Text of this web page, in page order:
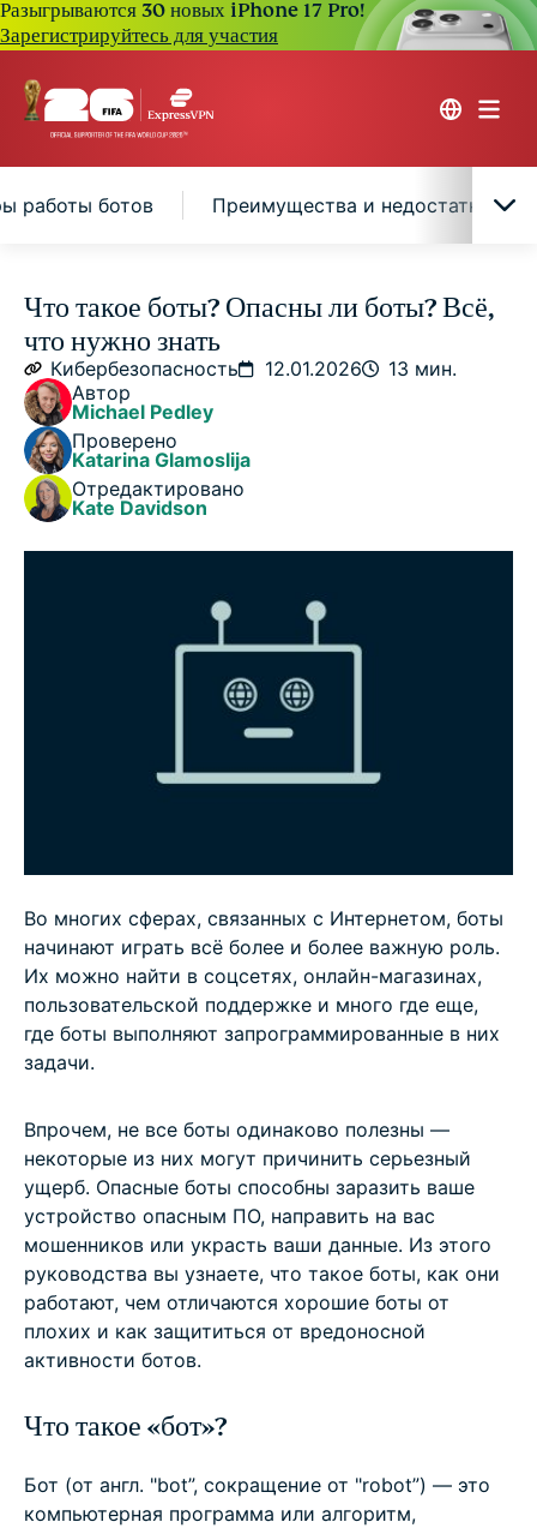
Разыгрываются 30 новых iPhone 17 Pro!
Зарегистрируйтесь для участия
работы ботов Преимущества и недостатки
Что такое «бот»?
Как работают боты?
Типы ботов: хорошие и плохие
Реальные примеры работы ботов
ЧаВо: популярные вопросы про ботов
Что такое боты? Опасны ли боты? Всё,
что нужно знать
Кибербезопасность 12.01.2026
13 мин.
Автор
Michael Pedley
Проверено
Katarina Glamoslija
Отредактировано
Kate Davidson
Во многих сферах, связанных с Интернетом, боты
начинают играть всё более и более важную роль.
Их можно найти в соцсетях, онлайн-магазинах,
пользовательской поддержке и много где еще,
где боты выполняют запрограммированные в них
задачи.
Впрочем, не все боты одинаково полезны —
некоторые из них могут причинить серьезный
ущерб. Опасные боты способны заразить ваше
устройство опасным ПО, направить на вас
мошенников или украсть ваши данные. Из этого
руководства вы узнаете, что такое боты, как они
работают, чем отличаются хорошие боты от
плохих и как защититься от вредоносной
активности ботов.
Что такое «бот»?
Бот (от англ. "bot”, сокращение от "robot”) — это
компьютерная программа или алгоритм,